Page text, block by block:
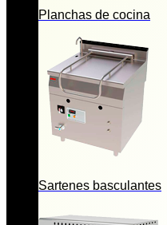
Planchas de cocina
Sartenes basculantes